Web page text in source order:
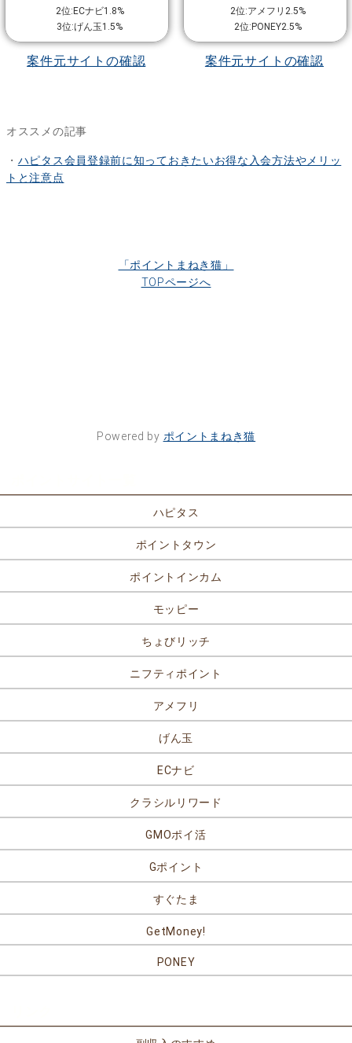
2位:ECナビ1.8%
3位:げん玉1.5%
案件元サイトの確認
2位:アメフリ2.5%
2位:PONEY2.5%
案件元サイトの確認
オススメの記事
・ ハピタス会員登録前に知っておきたいお得な入会方法やメリッ
トと注意点
「ポイントまねき猫」
TOPページへ
Powered by ポイントまねき猫
ハピタス
ポイントタウン
ポイントインカム
モッピー
ちょびリッチ
ニフティポイント
アメフリ
げん玉
ECナビ
クラシルリワード
GMOポイ活
Gポイント
すぐたま
GetMoney!
PONEY